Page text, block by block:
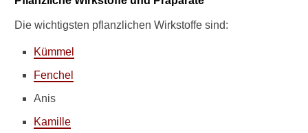
Die wichtigsten pflanzlichen Wirkstoffe sind:
Kümmel
Fenchel
Anis
Kamille
m
e
b
e
i
B
ä